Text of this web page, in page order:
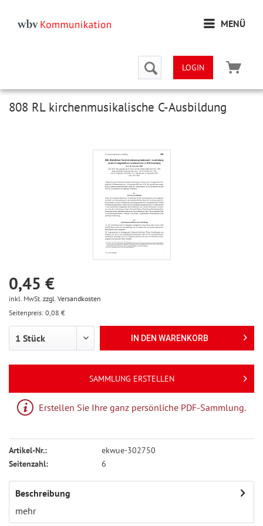
MENÜ
LOGIN
808 RL kirchenmusikalische C-Ausbildung
0,45 €
inkl. MwSt. zzgl. Versandkosten
Seitenpreis: 0,08 €
IN DEN WARENKORB
SAMMLUNG ERSTELLEN
Erstellen Sie Ihre ganz persönliche PDF-Sammlung.
Artikel-Nr.:
ekwue-302750
Seitenzahl:
6
Beschreibung
mehr